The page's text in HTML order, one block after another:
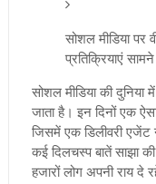
सोशल मीडिया पर
प्रतिक्रियाएं
सोशल मीडिया की दुनिया
जाता है। इन दिनों एक
जिसमें एक डिलीवरी
कई दिलचस्प बातें साझा
हजारों लोग अपनी राय